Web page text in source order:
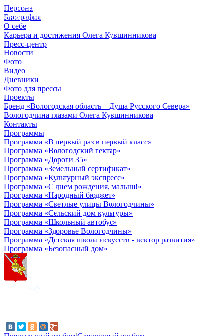
Персона
Биография
О себе
Карьера и достижения Олега Кувшинникова
Пресс-центр
Новости
Фото
Видео
Дневники
Фото для прессы
Проекты
Бренд «Вологодская область – Душа Русского Севера»
Вологодчина глазами Олега Кувшинникова
Контакты
Программы
Программа «В первый раз в первый класс»
Программа «Вологодский гектар»
Программа «Дороги 35»
Программа «Земельный сертификат»
Программа «Культурный экспресс»
Программа «С днем рождения, малыш!»
Программа «Народный бюджет»
Программа «Светлые улицы Вологодчины»
Программа «Сельский дом культуры»
Программа «Школьный автобус»
Программа «Здоровье Вологодчины»
Программа «Детская школа искусств - вектор развития»
Программа «Безопасный дом»
© 2012 - 2023,
КУВШИННИКОВ О.А.